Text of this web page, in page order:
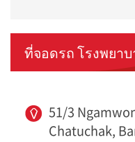
ที่จอดรถ โรงพยา
51/3
Chatuchak,